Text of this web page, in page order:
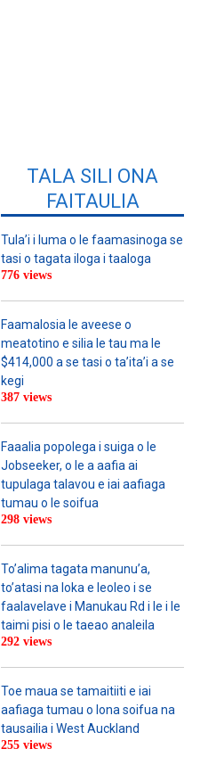
TALA SILI ONA
FAITAULIA
Tula’i i luma o le faamasinoga se
tasi o tagata iloga i taaloga
776 views
Faamalosia le aveese o
meatotino e silia le tau ma le
$414,000 a se tasi o ta’ita’i a se
kegi
387 views
Faaalia popolega i suiga o le
Jobseeker, o le a aafia ai
tupulaga talavou e iai aafiaga
tumau o le soifua
298 views
To’alima tagata manunu’a,
to’atasi na loka e leoleo i se
faalavelave i Manukau Rd i le i le
taimi pisi o le taeao analeila
292 views
Toe maua se tamaitiiti e iai
aafiaga tumau o lona soifua na
tausailia i West Auckland
255 views